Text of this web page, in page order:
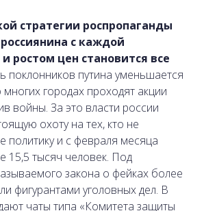
стратегии роспропаганды
с каждой
ростом цен становится все
поклонников путина уменьшается
городах проходят акции
войны. За это власти россии
охоту на тех, кто не
политику и с февраля месяца
15,5 тысяч человек. Под
закона о фейках более
фигурантами уголовных дел. В
чаты типа «Комитета защиты